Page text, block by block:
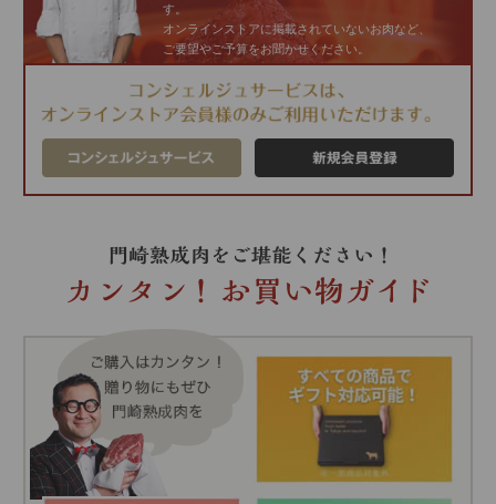
す。
オンラインストアに掲載されていないお肉など、
ご要望やご予算をお聞かせください。